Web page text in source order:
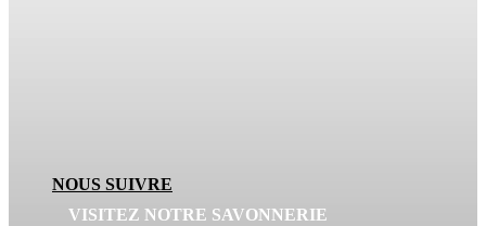
NOUS SUIVRE
VISITEZ NOTRE SAVONNERIE